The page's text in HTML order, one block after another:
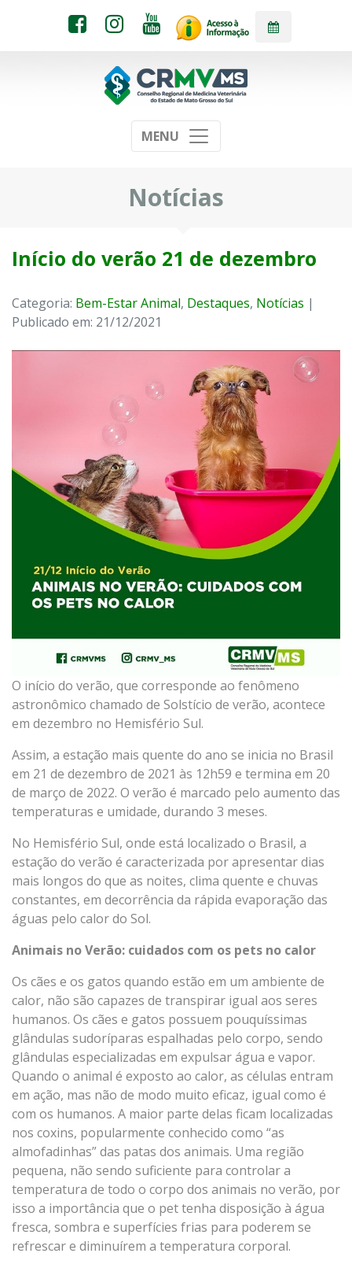
MENU
Notícias
Início do verão 21 de dezembro
Categoria: Bem-Estar Animal, Destaques, Notícias |
Publicado em: 21/12/2021
O início do verão, que corresponde ao fenômeno
astronômico chamado de Solstício de verão, acontece
em dezembro no Hemisfério Sul.
Assim, a estação mais quente do ano se inicia no Brasil
em 21 de dezembro de 2021 às 12h59 e termina em 20
de março de 2022. O verão é marcado pelo aumento das
temperaturas e umidade, durando 3 meses.
No Hemisfério Sul, onde está localizado o Brasil, a
estação do verão é caracterizada por apresentar dias
mais longos do que as noites, clima quente e chuvas
constantes, em decorrência da rápida evaporação das
águas pelo calor do Sol.
Animais no Verão: cuidados com os pets no calor
Os cães e os gatos quando estão em um ambiente de
calor, não são capazes de transpirar igual aos seres
humanos. Os cães e gatos possuem pouquíssimas
glândulas sudoríparas espalhadas pelo corpo, sendo
glândulas especializadas em expulsar água e vapor.
Quando o animal é exposto ao calor, as células entram
em ação, mas não de modo muito eficaz, igual como é
com os humanos. A maior parte delas ficam localizadas
nos coxins, popularmente conhecido como “as
almofadinhas” das patas dos animais. Uma região
pequena, não sendo suficiente para controlar a
temperatura de todo o corpo dos animais no verão, por
isso a importância que o pet tenha disposição à água
fresca, sombra e superfícies frias para poderem se
refrescar e diminuírem a temperatura corporal.